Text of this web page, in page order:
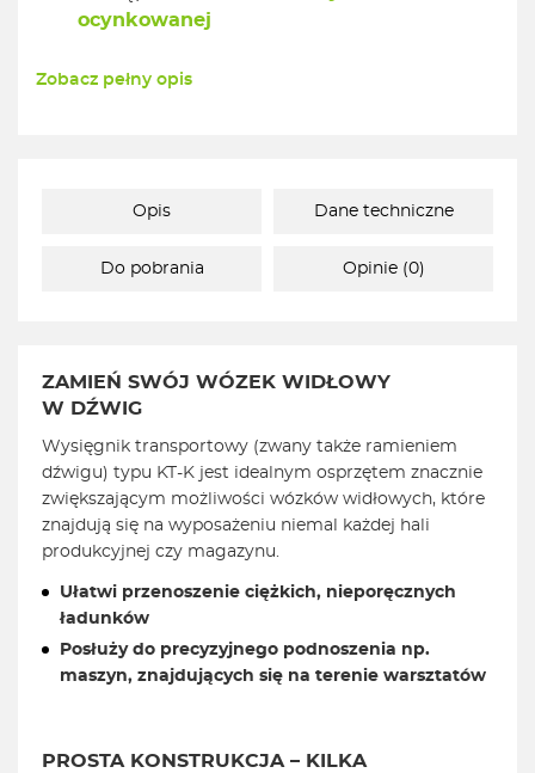
ocynkowanej
Zobacz pełny opis
Opis Dane techniczne
Do pobrania Opinie (0)
ZAMIEŃ SWÓJ WÓZEK WIDŁOWY
W DŹWIG
Wysięgnik transportowy (zwany także ramieniem
dźwigu) typu KT-K jest idealnym osprzętem znacznie
zwiększającym możliwości wózków widłowych, które
znajdują się na wyposażeniu niemal każdej hali
produkcyjnej czy magazynu.
Ułatwi przenoszenie ciężkich, nieporęcznych
ładunków
Posłuży do precyzyjnego podnoszenia np.
maszyn, znajdujących się na terenie warsztatów
PROSTA KONSTRUKCJA – KILKA